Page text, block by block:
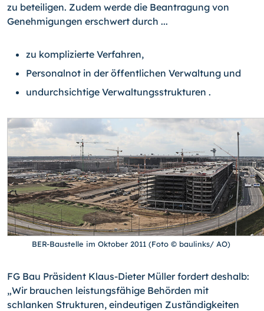
zu beteiligen. Zudem werde die Beantragung von
Genehmigungen erschwert durch ...
zu komplizierte Verfahren,
Personalnot in der öffentlichen Verwaltung und
undurchsichtige Verwaltungsstrukturen .
BER-Baustelle im Oktober 2011 (Foto © baulinks/ AO)
FG Bau Präsident Klaus-Dieter Müller fordert deshalb:
„Wir brauchen leistungsfähige Behörden mit
schlanken Strukturen, eindeutigen Zuständigkeiten